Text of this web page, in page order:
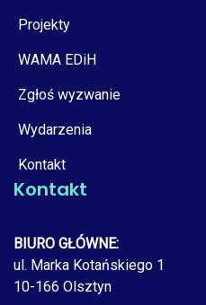
Projekty
WAMA EDiH
Zgłoś wyzwanie
Wydarzenia
Kontakt
Kontakt
BIURO GŁÓWNE:
ul. Marka Kotańskiego 1
10-166 Olsztyn